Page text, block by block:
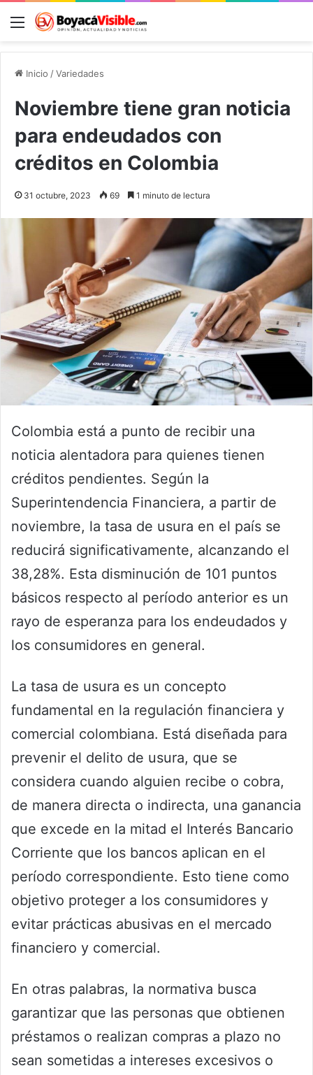
Menú
Inicio /Variedades
Noviembre tiene gran noticia
para endeudados con
créditos en Colombia
31 octubre, 2023 69 1 minuto de lectura
Colombia está a punto de recibir una
noticia alentadora para quienes tienen
créditos pendientes. Según la
Superintendencia Financiera, a partir de
noviembre, la tasa de usura en el país se
reducirá significativamente, alcanzando el
38,28%. Esta disminución de 101 puntos
básicos respecto al período anterior es un
rayo de esperanza para los endeudados y
los consumidores en general.
La tasa de usura es un concepto
fundamental en la regulación financiera y
comercial colombiana. Está diseñada para
prevenir el delito de usura, que se
considera cuando alguien recibe o cobra,
de manera directa o indirecta, una ganancia
que excede en la mitad el Interés Bancario
Corriente que los bancos aplican en el
período correspondiente. Esto tiene como
objetivo proteger a los consumidores y
evitar prácticas abusivas en el mercado
financiero y comercial.
En otras palabras, la normativa busca
garantizar que las personas que obtienen
préstamos o realizan compras a plazo no
sean sometidas a intereses excesivos o